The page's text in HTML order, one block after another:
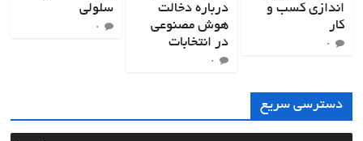
اندازی کسب و
کار
۰
درباره دخالت
هوش مصنوعی
در انتخابات
۰
سلولی
۰
دسترسی سریع